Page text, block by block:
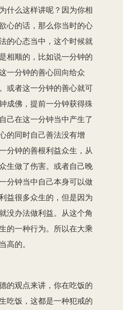
什么这样讲呢？因为你相
心的话，那么你当时的心
的心态当中，这个时候就
相顺的，比如说一分钟的
一分钟的善心回向给众
或者这一分钟的善心就可
成佛，提前一分钟获得殊
己在这一分钟当中产生了
的同时自己善法没有增
分钟的善根利益众生，从
生做了伤害。或者自己晚
分钟当中自己本身可以做
益很多众生的，但是因为
没办法做利益。从这个角
的一种行为。所以在大乘
高的。
的观点来讲，你在吃饭的
吃饭，这都是一种犯戒的